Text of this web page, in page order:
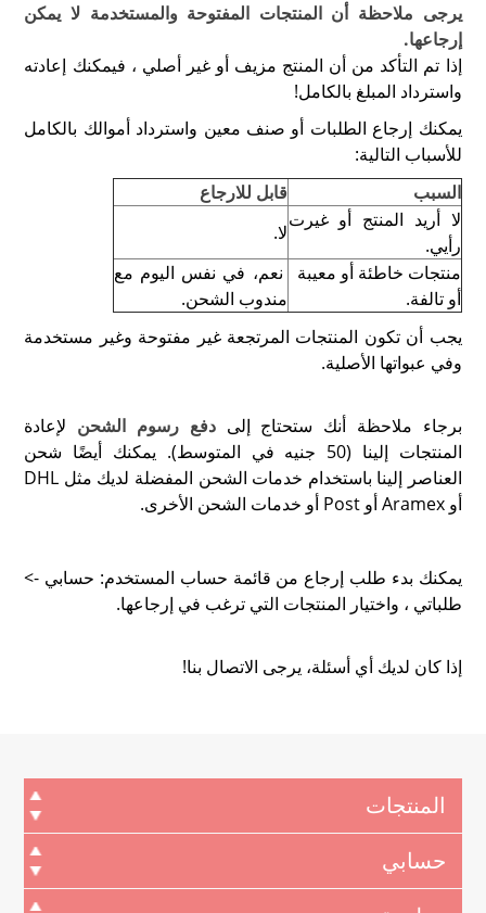
يرجى ملاحظة أن المنتجات المفتوحة والمستخدمة لا يمكن
إرجاعها.
إذا تم التأكد من أن المنتج مزيف أو غير أصلي ، فيمكنك إعادته
واسترداد المبلغ بالكامل!
يمكنك إرجاع الطلبات أو صنف معين واسترداد أموالك بالكامل
للأسباب التالية:
السبب
قابل للارجاع
لا أريد المنتج أو غيرت
رأيي.
لا.
منتجات خاطئة أو معيبة
أو تالفة.
نعم، في نفس اليوم مع
مندوب الشحن.
يجب أن تكون المنتجات المرتجعة غير مفتوحة وغير مستخدمة
وفي عبواتها الأصلية.
برجاء ملاحظة أنك ستحتاج إلىدفع رسوم الشحن لإعادة
المنتجات إلينا (50 جنيه في المتوسط). يمكنك أيضًا شحن
العناصر إلينا باستخدام خدمات الشحن المفضلة لديك مثل DHL
أو Aramex أو Post أو خدمات الشحن الأخرى.
يمكنك بدء طلب إرجاع من قائمة حساب المستخدم: حسابي ->
طلباتي ، واختيار المنتجات التي ترغب في إرجاعها.
إذا كان لديك أي أسئلة، يرجى الاتصال بنا!
المنتجات
حسابي